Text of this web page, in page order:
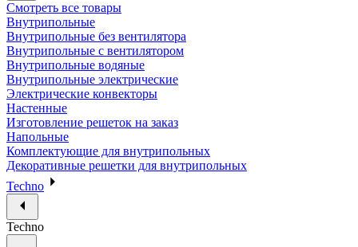
Смотреть все товары
Внутрипольные
Внутрипольные без вентилятора
Внутрипольные с вентилятором
Внутрипольные водяные
Внутрипольные электрические
Электрические конвекторы
Настенные
Изготовление решеток на заказ
Напольные
Комплектующие для внутрипольных
Декоративные решетки для внутрипольных
Techno
Techno